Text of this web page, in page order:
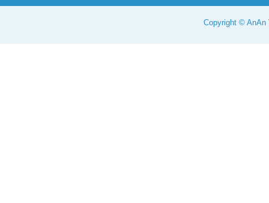
Copyright © AnAn